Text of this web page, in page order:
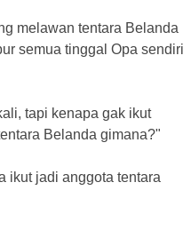
melawan tentara Belanda
semua tinggal Opa sendiri
tapi kenapa gak ikut
Belanda gimana?"
ikut jadi anggota tentara